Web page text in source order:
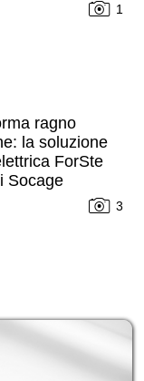
1
ragno
la soluzione
ForSte
Socage
3